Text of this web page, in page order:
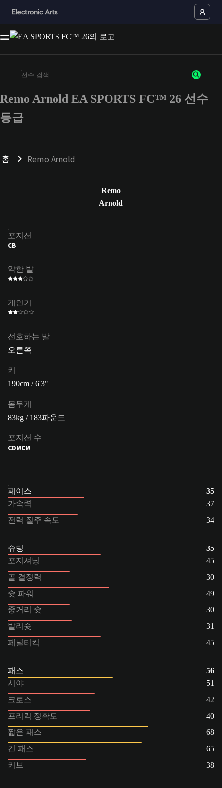
최소 3자 이상의 문자 또는 숫자를 입력하세요
Remo Arnold EA SPORTS FC™ 26 선수
등급
홈 Remo Arnold
Remo
Arnold
포지션
CB
약한 발
개인기
선호하는 발
오른쪽
키
190cm / 6'3"
몸무게
83kg / 183파운드
포지션 수
CDMCM
페이스
35
가속력
37
전력 질주 속도
34
슈팅
35
포지셔닝
45
골 결정력
30
슛 파워
49
중거리 슛
30
발리슛
31
페널티킥
45
패스
56
시야
51
크로스
42
프리킥 정확도
40
짧은 패스
68
긴 패스
65
커브
38